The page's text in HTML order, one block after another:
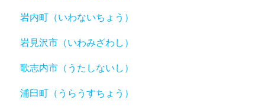
岩内町（いわないちょう）
岩見沢市（いわみざわし）
歌志内市（うたしないし）
浦臼町（うらうすちょう）